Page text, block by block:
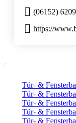
(06152)
https://
Tür- &
Tür- &
Tür- &
Tür- &
Tür- &